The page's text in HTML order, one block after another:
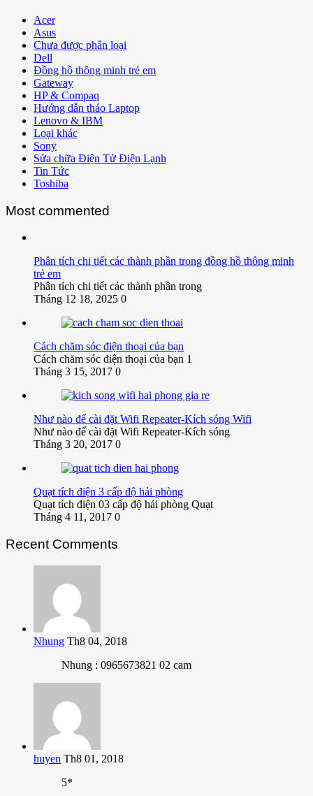
Acer
Asus
Chưa được phân loại
Dell
Đồng hồ thông minh trẻ em
Gateway
HP & Compaq
Hướng dẫn tháo Laptop
Lenovo & IBM
Loại khác
Sony
Sửa chữa Điện Tử Điện Lạnh
Tin Tức
Toshiba
Most commented
Phân tích chi tiết các thành phần trong đồng hồ thông minh
trẻ em
Phân tích chi tiết các thành phần trong
Tháng 12 18, 2025 0
Cách chăm sóc điện thoại của bạn
Cách chăm sóc điện thoại của bạn 1
Tháng 3 15, 2017 0
Như nào để cài đặt Wifi Repeater-Kích sóng Wifi
Như nào để cài đặt Wifi Repeater-Kích sóng
Tháng 3 20, 2017 0
Quạt tích điện 3 cấp độ hải phòng
Quạt tích điện 03 cấp độ hải phòng Quạt
Tháng 4 11, 2017 0
Recent Comments
Nhung Th8 04, 2018
Nhung : 0965673821 02 cam
huyen Th8 01, 2018
5*